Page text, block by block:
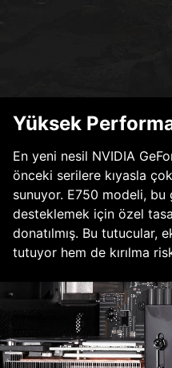
Yüksek
En yeni nesil NVIDIA
önceki serilere kıyasla
sunuyor. E750 modeli, bu
desteklemek için özel
donatılmış. Bu tutucular,
tutuyor hem de kırılma